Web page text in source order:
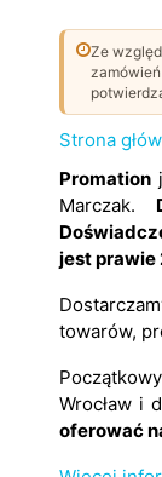
Ze
Strona
Promation
Marczak.
jest prawie
towarów,
Wrocław i
oferować